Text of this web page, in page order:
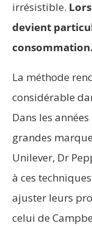
irrésistible.
devient
consommation.
La méthode
considérable
Dans les
grandes
Unilever, Dr
à ces
ajuster leurs
celui de